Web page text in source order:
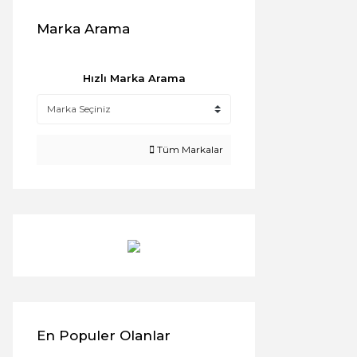
Marka Arama
Hızlı Marka Arama
Tüm Markalar
En Populer Olanlar